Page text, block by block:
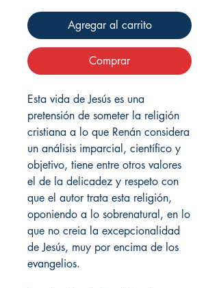
Agregar al carrito
Comprar
Esta vida de Jesús es una
pretensión de someter la religión
cristiana a lo que Renán considera
un análisis imparcial, científico y
objetivo, tiene entre otros valores
el de la delicadez y respeto con
que el autor trata esta religión,
oponiendo a lo sobrenatural, en lo
que no creia la excepcionalidad
de Jesús, muy por encima de los
evangelios.